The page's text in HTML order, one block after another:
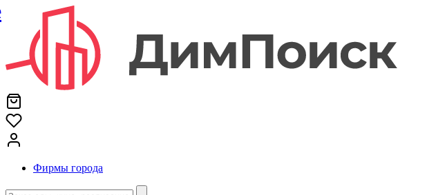
Фирмы города